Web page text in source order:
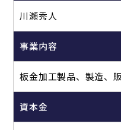
川瀬秀人
事業内容
板金加工製品、製造、
資本金